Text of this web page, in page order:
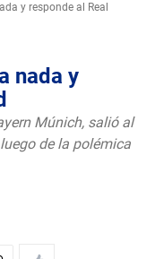
y responde al Real
nada y
Múnich, salió al
de la polémica